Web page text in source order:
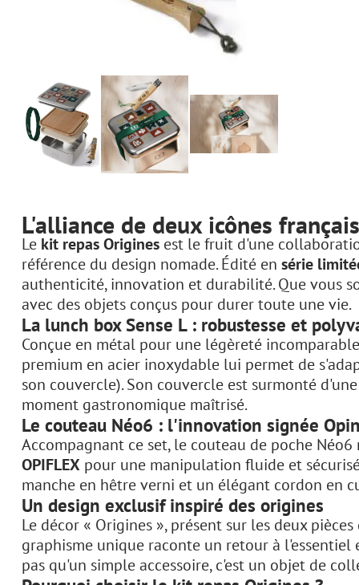
L'alliance de deux icônes
Le kit repas Origines est le fruit d'une
référence du design nomade. Édité en série
authenticité, innovation et durabilité. Que vous
avec des objets conçus pour durer toute une vie.
La lunch box Sense L : robustesse et
Conçue en métal pour une légèreté
premium en acier inoxydable lui permet de
son couvercle). Son couvercle est surmonté
moment gastronomique maîtrisé.
Le couteau Néo6 : l'innovation signée
Accompagnant ce set, le couteau de poche
OPIFLEX pour une manipulation fluide et
manche en hêtre verni et un élégant cordon en
Un design exclusif inspiré des origines
Le décor « Origines », présent sur les deux
graphisme unique raconte un retour à
pas qu'un simple accessoire, c'est un objet de